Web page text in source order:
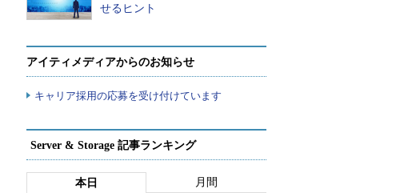
せるヒント
アイティメディアからのお知らせ
キャリア採用の応募を受け付けています
Server & Storage 記事ランキング
本日 月間